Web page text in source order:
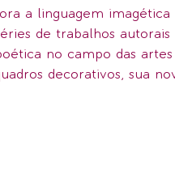
a linguagem
de trabalhos
no campo das
decorativos, sua